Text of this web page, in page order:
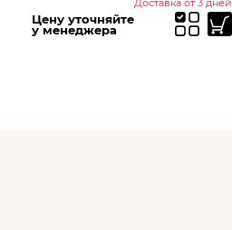
Доставка от 3 дней
Цену уточняйте
у менеджера